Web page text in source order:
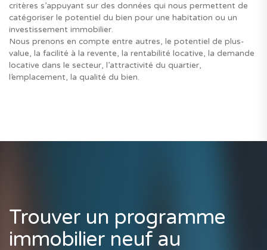
critères s’appuyant sur des données qui nous permettent de
catégoriser le potentiel du bien pour une habitation ou un
investissement immobilier.
Nous prenons en compte entre autres, le potentiel de plus-
value, la facilité à la revente, la rentabilité locative, la demande
locative dans le secteur, l’attractivité du quartier,
l’emplacement, la qualité du bien.
Trouver un programme
immobilier neuf au